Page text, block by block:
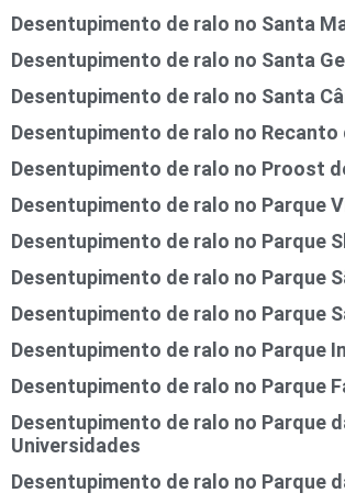
Desentupimento de ralo no Santa
Desentupimento de ralo no Santa
Desentupimento de ralo no Santa
Desentupimento de ralo no Recanto
Desentupimento de ralo no Proost
Desentupimento de ralo no Parque
Desentupimento de ralo no Parque
Desentupimento de ralo no Parque
Desentupimento de ralo no Parque
Desentupimento de ralo no Parque
Desentupimento de ralo no Parque
Desentupimento de ralo no Parque
Universidades
Desentupimento de ralo no Parque